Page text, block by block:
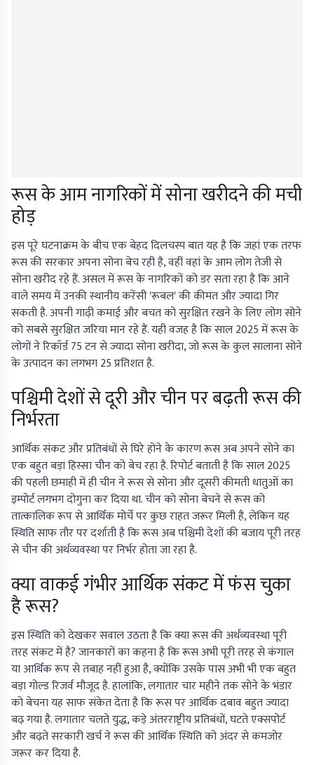
रूस के आम नागरिकों में सोना खरीदने की मची
होड़
इस पूरे घटनाक्रम के बीच एक बेहद दिलचस्प बात यह है कि जहां एक तरफ
रूस की सरकार अपना सोना बेच रही है, वहीं वहां के आम लोग तेजी से
सोना खरीद रहे हैं. असल में रूस के नागरिकों को डर सता रहा है कि आने
वाले समय में उनकी स्थानीय करेंसी 'रूबल' की कीमत और ज्यादा गिर
सकती है. अपनी गाढ़ी कमाई और बचत को सुरक्षित रखने के लिए लोग सोने
को सबसे सुरक्षित जरिया मान रहे हैं. यही वजह है कि साल 2025 में रूस के
लोगों ने रिकॉर्ड 75 टन से ज्यादा सोना खरीदा, जो रूस के कुल सालाना सोने
के उत्पादन का लगभग 25 प्रतिशत है.
पश्चिमी देशों से दूरी और चीन पर बढ़ती रूस की
निर्भरता
आर्थिक संकट और प्रतिबंधों से घिरे होने के कारण रूस अब अपने सोने का
एक बहुत बड़ा हिस्सा चीन को बेच रहा है. रिपोर्ट बताती है कि साल 2025
की पहली छमाही में ही चीन ने रूस से सोना और दूसरी कीमती धातुओं का
इम्पोर्ट लगभग दोगुना कर दिया था. चीन को सोना बेचने से रूस को
तात्कालिक रूप से आर्थिक मोर्चे पर कुछ राहत जरूर मिली है, लेकिन यह
स्थिति साफ तौर पर दर्शाती है कि रूस अब पश्चिमी देशों की बजाय पूरी तरह
से चीन की अर्थव्यवस्था पर निर्भर होता जा रहा है.
क्या वाकई गंभीर आर्थिक संकट में फंस चुका
है रूस?
इस स्थिति को देखकर सवाल उठता है कि क्या रूस की अर्थव्यवस्था पूरी
तरह संकट में है? जानकारों का कहना है कि रूस अभी पूरी तरह से कंगाल
या आर्थिक रूप से तबाह नहीं हुआ है, क्योंकि उसके पास अभी भी एक बहुत
बड़ा गोल्ड रिजर्व मौजूद है. हालांकि, लगातार चार महीने तक सोने के भंडार
को बेचना यह साफ संकेत देता है कि रूस पर आर्थिक दबाव बहुत ज्यादा
बढ़ गया है. लगातार चलते युद्ध, कड़े अंतरराष्ट्रीय प्रतिबंधों, घटते एक्सपोर्ट
और बढ़ते सरकारी खर्च ने रूस की आर्थिक स्थिति को अंदर से कमजोर
जरूर कर दिया है.